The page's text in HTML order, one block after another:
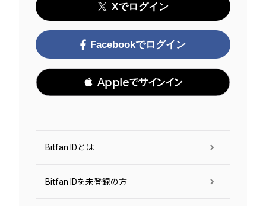
Xでログイン
Facebookでログイン
 Appleでサインイン
Bitfan IDとは
Bitfan IDを未登録の方